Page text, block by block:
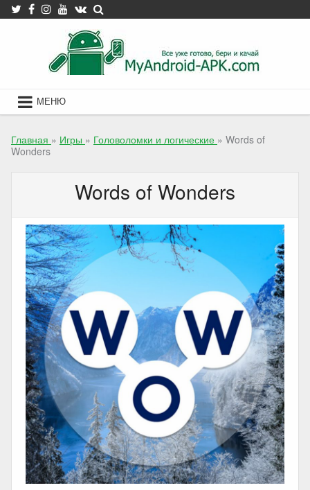
Skip
to
МЕНЮ
Главная » Игры » Головоломки и логические » Words of
Wonders
Words of Wonders